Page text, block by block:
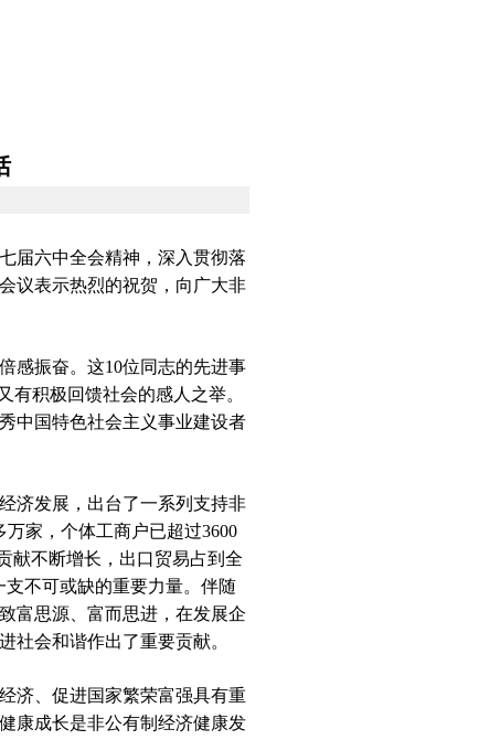
届六中全会精神，深入贯彻落
议表示热烈的祝贺，向广大非
感振奋。这10位同志的先进事
积极回馈社会的感人之举。
中国特色社会主义事业建设者
济发展，出台了一系列支持非
家，个体工商户已超过3600
献不断增长，出口贸易占到全
支不可或缺的重要力量。伴随
富思源、富而思进，在发展企
社会和谐作出了重要贡献。
济、促进国家繁荣富强具有重
康成长是非公有制经济健康发